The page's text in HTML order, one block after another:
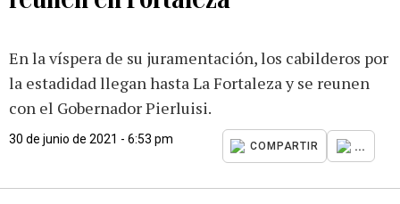
En la víspera de su juramentación, los cabilderos por
la estadidad llegan hasta La Fortaleza y se reunen
con el Gobernador Pierluisi.
30 de junio de 2021 - 6:53 pm
COMPARTIR ...